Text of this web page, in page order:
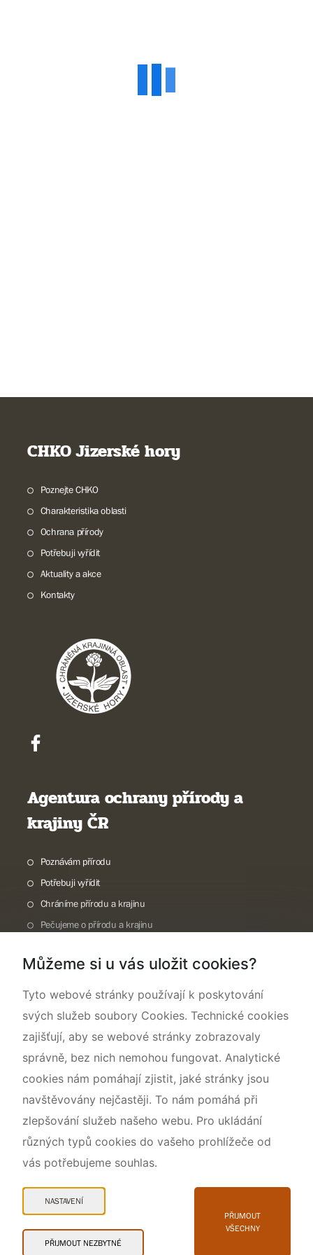
CHKO Jizerské hory
Poznejte CHKO
Charakteristika oblasti
Ochrana přírody
Potřebuji vyřídit
Aktuality a akce
Kontakty
Agentura ochrany přírody a
krajiny ČR
Poznávám přírodu
Potřebuji vyřídit
Chráníme přírodu a krajinu
Pečujeme o přírodu a krajinu
O nás
Snadné čtení
Můžeme si u vás uložit cookies?
Tyto webové stránky používají k poskytování
svých služeb soubory Cookies. Technické cookies
zajišťují, aby se webové stránky zobrazovaly
správně, bez nich nemohou fungovat. Analytické
cookies nám pomáhají zjistit, jaké stránky jsou
navštěvovány nejčastěji. To nám pomáhá při
zlepšování služeb našeho webu. Pro ukládání
různých typů cookies do vašeho prohlížeče od
vás potřebujeme souhlas.
NASTAVENÍ
PŘIJMOUT NEZBYTNÉ
PŘIJMOUT
VŠECHNY